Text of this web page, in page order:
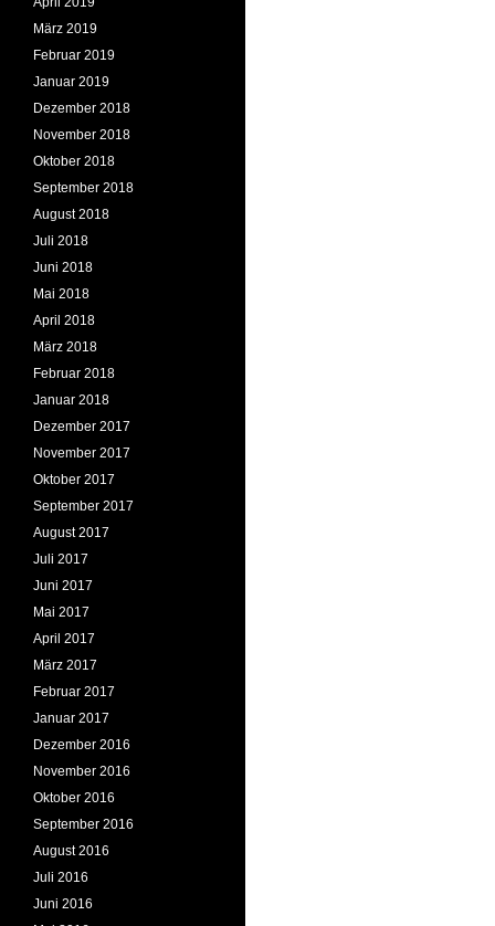
März 2019
Februar 2019
Januar 2019
Dezember 2018
November 2018
Oktober 2018
September 2018
August 2018
Juli 2018
Juni 2018
Mai 2018
April 2018
März 2018
Februar 2018
Januar 2018
Dezember 2017
November 2017
Oktober 2017
September 2017
August 2017
Juli 2017
Juni 2017
Mai 2017
April 2017
März 2017
Februar 2017
Januar 2017
Dezember 2016
November 2016
Oktober 2016
September 2016
August 2016
Juli 2016
Juni 2016